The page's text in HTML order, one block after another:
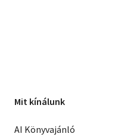
Mit kínálunk
AI Könyvajánló